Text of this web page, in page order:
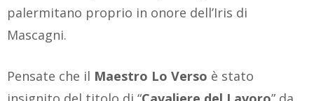
palermitano proprio in onore dell’Iris di
Mascagni.
Pensate che il Maestro Lo Verso è stato